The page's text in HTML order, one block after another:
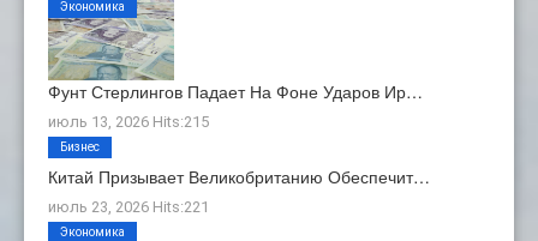
Фунт Стерлингов Падает На Фоне Ударов Ир…
июль 13, 2026 Hits:215
Экономика
Китай Призывает Великобританию Обеспечит…
июль 23, 2026 Hits:221
Бизнес
Экономика